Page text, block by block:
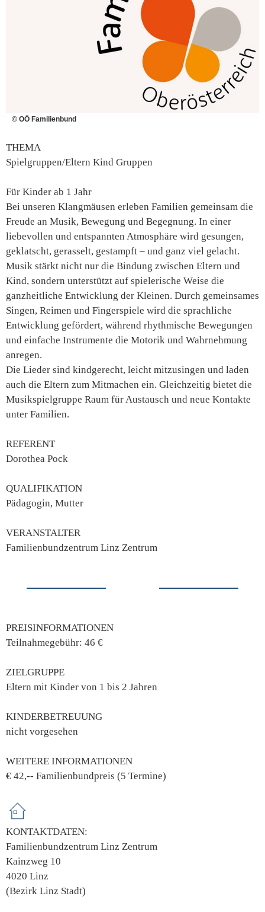
© OÖ Familienbund
THEMA
Spielgruppen/Eltern Kind Gruppen
Für Kinder ab 1 Jahr
Bei unseren Klangmäusen erleben Familien gemeinsam die
Freude an Musik, Bewegung und Begegnung. In einer
liebevollen und entspannten Atmosphäre wird gesungen,
geklatscht, gerasselt, gestampft – und ganz viel gelacht.
Musik stärkt nicht nur die Bindung zwischen Eltern und
Kind, sondern unterstützt auf spielerische Weise die
ganzheitliche Entwicklung der Kleinen. Durch gemeinsames
Singen, Reimen und Fingerspiele wird die sprachliche
Entwicklung gefördert, während rhythmische Bewegungen
und einfache Instrumente die Motorik und Wahrnehmung
anregen.
Die Lieder sind kindgerecht, leicht mitzusingen und laden
auch die Eltern zum Mitmachen ein. Gleichzeitig bietet die
Musikspielgruppe Raum für Austausch und neue Kontakte
unter Familien.
REFERENT
Dorothea Pock
QUALIFIKATION
Pädagogin, Mutter
VERANSTALTER
Familienbundzentrum Linz Zentrum
PREISINFORMATIONEN
Teilnahmegebühr: 46 €
ZIELGRUPPE
Eltern mit Kinder von 1 bis 2 Jahren
KINDERBETREUUNG
nicht vorgesehen
WEITERE INFORMATIONEN
€ 42,-- Familienbundpreis (5 Termine)
KONTAKTDATEN:
Familienbundzentrum Linz Zentrum
Kainzweg 10
4020 Linz
(Bezirk Linz Stadt)